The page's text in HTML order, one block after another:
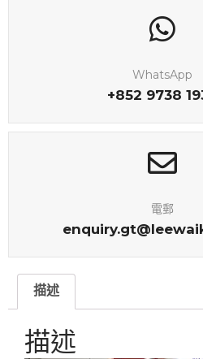
WhatsApp
+852 9738
電郵
描述
描述